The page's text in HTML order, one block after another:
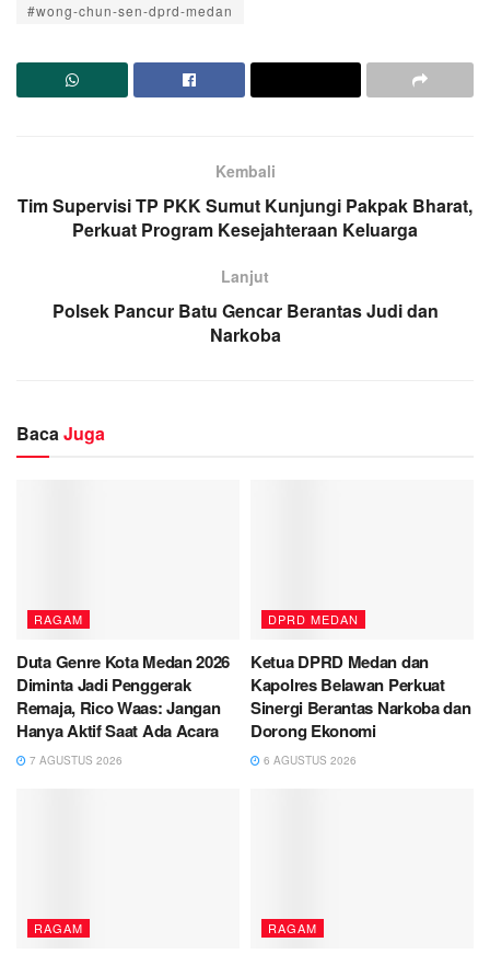
#wong-chun-sen-dprd-medan
Kembali
Tim Supervisi TP PKK Sumut Kunjungi Pakpak Bharat,
Perkuat Program Kesejahteraan Keluarga
Lanjut
Polsek Pancur Batu Gencar Berantas Judi dan
Narkoba
BacaJuga
RAGAM
Duta Genre Kota Medan 2026
Diminta Jadi Penggerak
Remaja, Rico Waas: Jangan
Hanya Aktif Saat Ada Acara
7 AGUSTUS 2026
DPRD MEDAN
Ketua DPRD Medan dan
Kapolres Belawan Perkuat
Sinergi Berantas Narkoba dan
Dorong Ekonomi
6 AGUSTUS 2026
RAGAM RAGAM